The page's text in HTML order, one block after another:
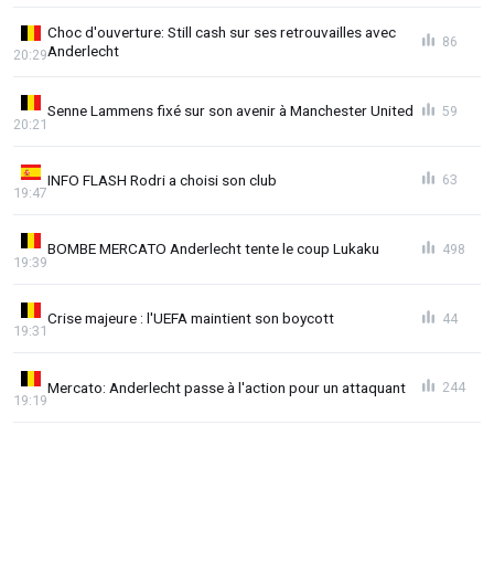
Choc d'ouverture: Still cash sur ses retrouvailles avec
Anderlecht
20:29
86
Senne Lammens fixé sur son avenir à Manchester United
20:21
59
INFO FLASH Rodri a choisi son club
19:47
63
BOMBE MERCATO Anderlecht tente le coup Lukaku
19:39
498
Crise majeure : l'UEFA maintient son boycott
19:31
44
Mercato: Anderlecht passe à l'action pour un attaquant
19:19
244